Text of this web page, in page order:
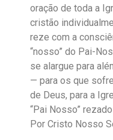
oração de toda a
cristão
reze com a
“nosso” do Pai-
se alargue para
— para os que
de Deus, para a
“Pai Nosso”
Por Cristo Nosso